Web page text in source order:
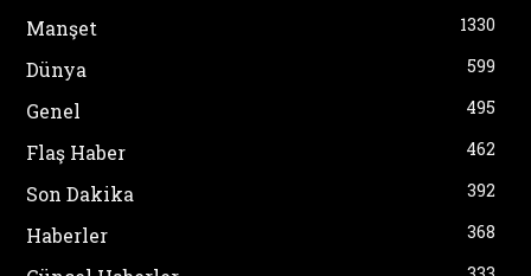
Manşet 1330
Dünya 599
Genel 495
Flaş Haber 462
Son Dakika 392
Haberler 368